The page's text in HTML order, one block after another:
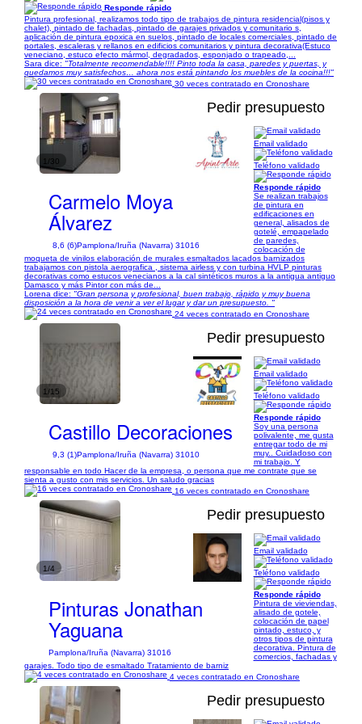
Responde rápido
Pintura profesional, realizamos todo tipo de trabajos de pintura residencial(pisos y
chalet), pintado de fachadas, pintado de garajes privados y comunitario s,
aplicación de pintura epoxica en suelos, pintado de locales comerciales, pintado de
portales, escaleras y rellanos en edificios comunitarios y pintura decorativa(Estuco
veneciano, estuco efecto mármol, degradados, esponjado o trapeado,...
Sara dice: "Totalmente recomendable!!!! Pinto toda la casa, paredes y puertas, y
quedamos muy satisfechos… ahora nos está pintando los muebles de la cocina!!!"
30 veces contratado en Cronoshare
1/30
Pedir presupuesto
Carmelo Moya
Álvarez
8,6 (6)Pamplona/Iruña (Navarra) 31016
Email validado
Teléfono validado
Responde rápido
Se realizan trabajos
de pintura en
edificaciones en
general, alisados de
gotelé, empapelado
de paredes,
colocación de
moqueta de vinilos elaboración de murales esmaltados lacados barnizados
trabajamos con pistola aerografica , sistema airless y con turbina HVLP pinturas
decorativas como estucos venecianos a la cal sintéticos muros a la antigua antiguo
Damasco y más Pintor con más de...
Lorena dice: "Gran persona y profesional, buen trabajo, rápido y muy buena
disposición a la hora de venir a ver el lugar y dar un presupuesto. "
24 veces contratado en Cronoshare
1/15
Pedir presupuesto
Castillo Decoraciones
9,3 (1)Pamplona/Iruña (Navarra) 31010
Email validado
Teléfono validado
Responde rápido
Soy una persona
polivalente, me gusta
entregar todo de mi
muy.. Cuidadoso con
mi trabajo. Y
responsable en todo Hacer de la empresa, o persona que me contrate que se
sienta a gusto con mis servicios. Un saludo gracias
16 veces contratado en Cronoshare
1/4
Pedir presupuesto
Pinturas Jonathan
Yaguana
Pamplona/Iruña (Navarra) 31016
Email validado
Teléfono validado
Responde rápido
Pintura de vieviendas,
alisado de gotele,
colocación de papel
pintado, estuco, y
otros tipos de pintura
decorativa. Pintura de
comercios, fachadas y
garajes. Todo tipo de esmaltado Tratamiento de barniz
4 veces contratado en Cronoshare
Pedir presupuesto